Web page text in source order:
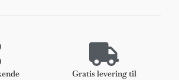
Gratis levering til